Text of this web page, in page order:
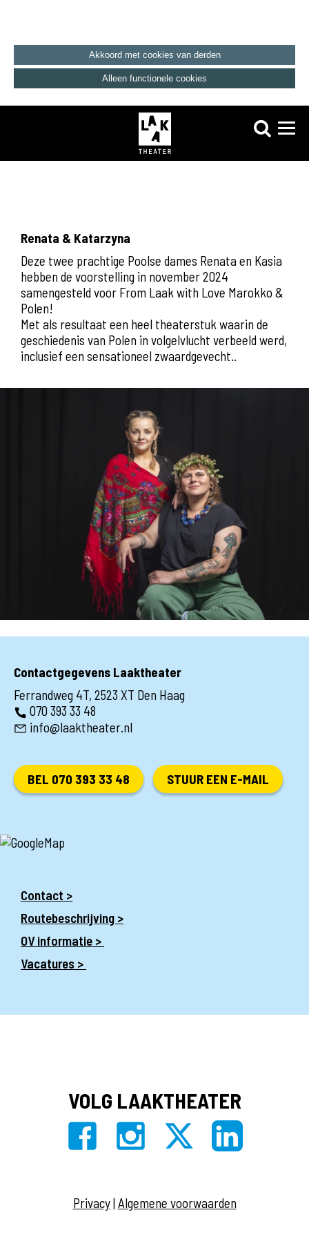
Akkoord met cookies van derden
Alleen functionele cookies
Renata & Katarzyna
Deze twee prachtige Poolse dames Renata en Kasia
hebben de voorstelling in november 2024
samengesteld voor From Laak with Love Marokko &
Polen!
Met als resultaat een heel theaterstuk waarin de
geschiedenis van Polen in volgelvlucht verbeeld werd,
inclusief een sensationeel zwaardgevecht..
Contactgegevens Laaktheater
Ferrandweg 4T, 2523 XT Den Haag
070 393 33 48
info@laaktheater.nl
BEL 070 393 33 48 STUUR EEN E-MAIL
Contact >
Routebeschrijving >
OV informatie >
Vacatures >
VOLG LAAKTHEATER
Privacy| Algemene voorwaarden